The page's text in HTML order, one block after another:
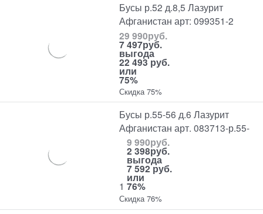
Бусы р.52 д.8,5 Лазурит
Афганистан арт: 099351-2
29 990руб.
7 497руб.
выгода
22 493 руб.
или
75%
Скидка 75%
Бусы р.55-56 д.6 Лазурит
Афганистан арт. 083713-р.55-
1
9 990руб.
2 398руб.
выгода
7 592 руб.
или
76%
Скидка 76%